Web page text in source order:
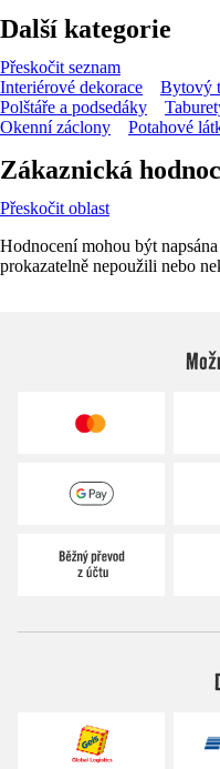
Další kategorie
Přeskočit seznam
Interiérové dekorace
Bytový
Polštáře a podsedáky
Okenní záclony
Potahové
Zákaznická
Přeskočit oblast
Hodnocení mohou být
prokazatelně nepoužili nebo